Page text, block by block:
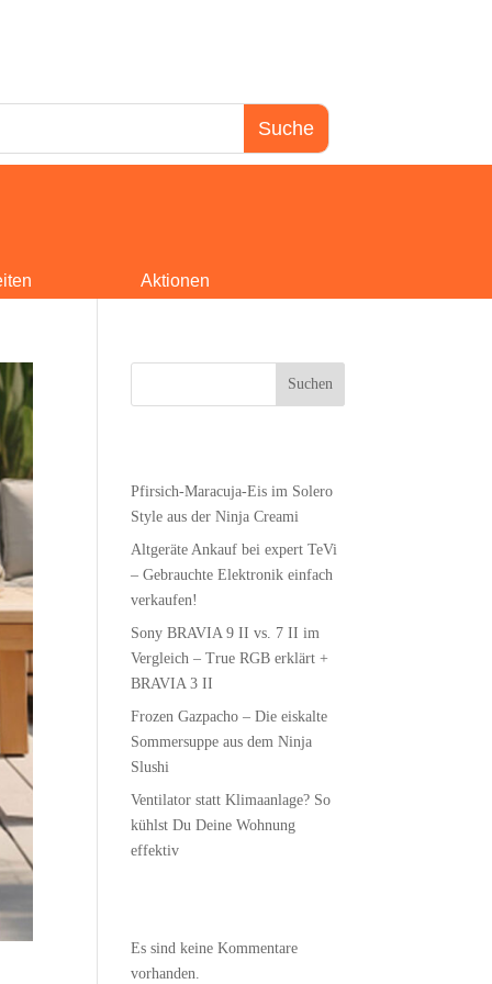
Aktionen
Suchen
Pfir­sich-Mara­cu­ja-Eis im Sole­ro
Style aus der Nin­ja Creami
Alt­ge­rä­te Ankauf bei expert TeVi
– Gebrauch­te Elek­tro­nik ein­fach
verkaufen!
Sony BRAVIA 9 II vs. 7 II im
Ver­gleich – True RGB erklärt +
BRAVIA 3 II
Fro­zen Gaz­pa­cho – Die eis­kal­te
Som­mer­sup­pe aus dem Nin­ja
Slushi
Ven­ti­la­tor statt Kli­ma­an­la­ge? So
kühlst Du Dei­ne Woh­nung
effektiv
Es sind keine Kommentare
vorhanden.